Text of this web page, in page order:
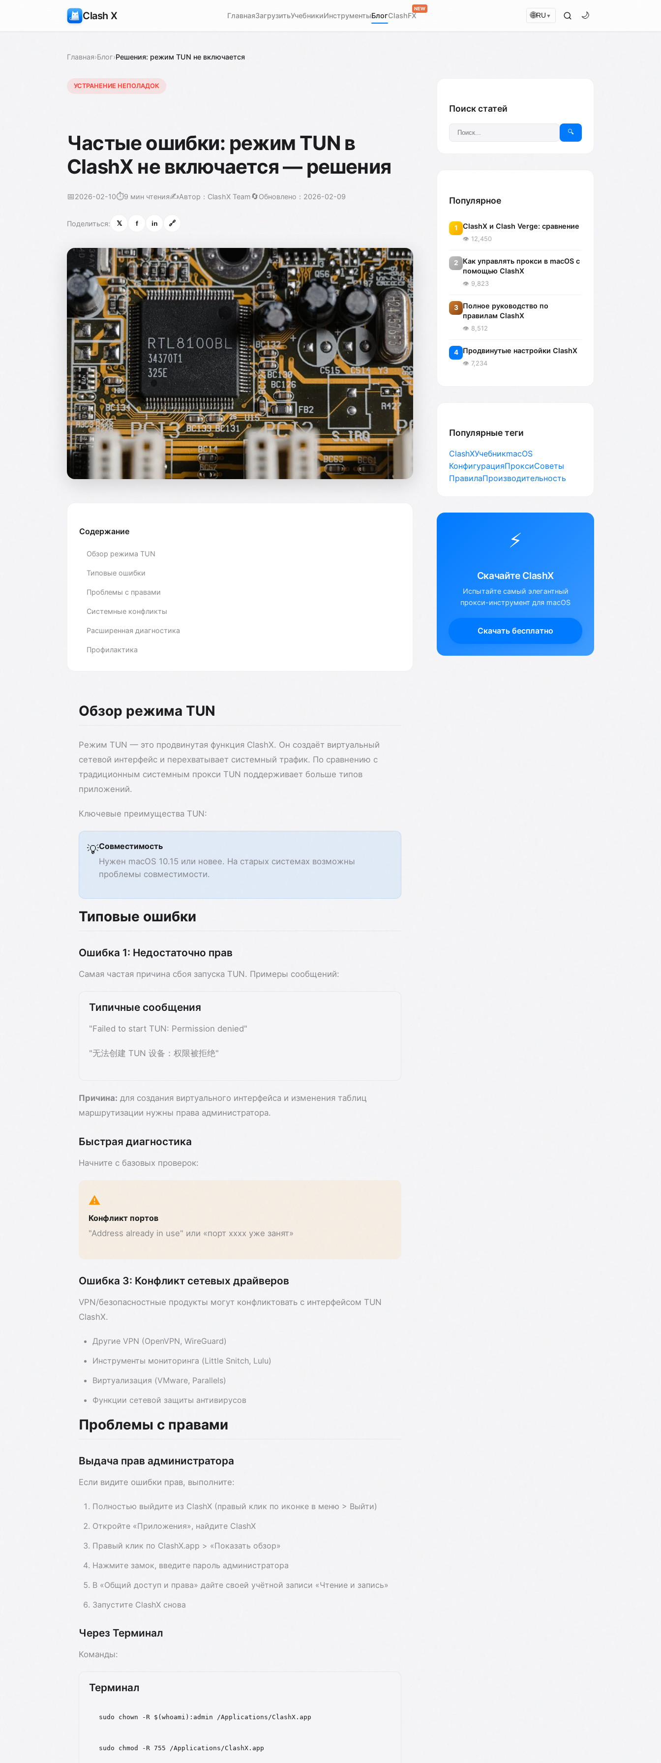
Clash X ГлавнаяЗагрузитьУчебникиИнструментыБлогClashFX
NEW
🌐RU ▼ 🌙
Главная›Блог›Решения: режим TUN не включается
УСТРАНЕНИЕ НЕПОЛАДОК
Частые ошибки: режим TUN в
ClashX не включается — решения
📅2026-02-10⏱️9 мин чтения✍️Автор：ClashX Team🔄Обновлено：2026-02-09
Поделиться: 𝕏 f in 🔗
Содержание
Обзор режима TUN
Типовые ошибки
Проблемы с правами
Системные конфликты
Расширенная диагностика
Профилактика
Обзор режима TUN
Режим TUN — это продвинутая функция ClashX. Он создаёт виртуальный
сетевой интерфейс и перехватывает системный трафик. По сравнению с
традиционным системным прокси TUN поддерживает больше типов
приложений.
Ключевые преимущества TUN:
💡Совместимость
Нужен macOS 10.15 или новее. На старых системах возможны
проблемы совместимости.
Типовые ошибки
Ошибка 1: Недостаточно прав
Самая частая причина сбоя запуска TUN. Примеры сообщений:
Типичные сообщения
"Failed to start TUN: Permission denied"
"无法创建 TUN 设备：权限被拒绝"
Причина: для создания виртуального интерфейса и изменения таблиц
маршрутизации нужны права администратора.
Быстрая диагностика
Начните с базовых проверок:
⚠️
Конфликт портов
"Address already in use" или «порт xxxx уже занят»
Ошибка 3: Конфликт сетевых драйверов
VPN/безопасностные продукты могут конфликтовать с интерфейсом TUN
ClashX.
Другие VPN (OpenVPN, WireGuard)
Инструменты мониторинга (Little Snitch, Lulu)
Виртуализация (VMware, Parallels)
Функции сетевой защиты антивирусов
Проблемы с правами
Выдача прав администратора
Если видите ошибки прав, выполните:
Полностью выйдите из ClashX (правый клик по иконке в меню > Выйти)
Откройте «Приложения», найдите ClashX
Правый клик по ClashX.app > «Показать обзор»
Нажмите замок, введите пароль администратора
В «Общий доступ и права» дайте своей учётной записи «Чтение и запись»
Запустите ClashX снова
Через Терминал
Команды:
Терминал
sudo chown -R $(whoami):admin /Applications/ClashX.app
sudo chmod -R 755 /Applications/ClashX.app
Поиск статей
🔍
Популярное
1 ClashX и Clash Verge: сравнение
👁️ 12,450
2
Как управлять прокси в macOS с
помощью ClashX
👁️ 9,823
3
Полное руководство по
правилам ClashX
👁️ 8,512
4 Продвинутые настройки ClashX
👁️ 7,234
Популярные теги
ClashXУчебникmacOS
КонфигурацияПроксиСоветы
ПравилаПроизводительность
⚡
Скачайте ClashX
Испытайте самый элегантный
прокси-инструмент для macOS
Скачать бесплатно